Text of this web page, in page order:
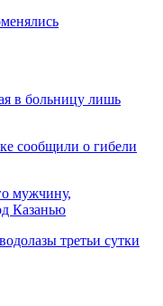
в больницу лишь
сообщили о гибели
мужчину,
Казанью
третьи сутки